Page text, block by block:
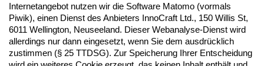
Internetangebot nutzen wir die Software Matomo (vormals
Piwik), einen Dienst des Anbieters InnoCraft Ltd., 150 Willis St,
6011 Wellington, Neuseeland. Dieser Webanalyse-Dienst wird
allerdings nur dann eingesetzt, wenn Sie dem ausdrücklich
zustimmen (§ 25 TTDSG). Zur Speicherung Ihrer Entscheidung